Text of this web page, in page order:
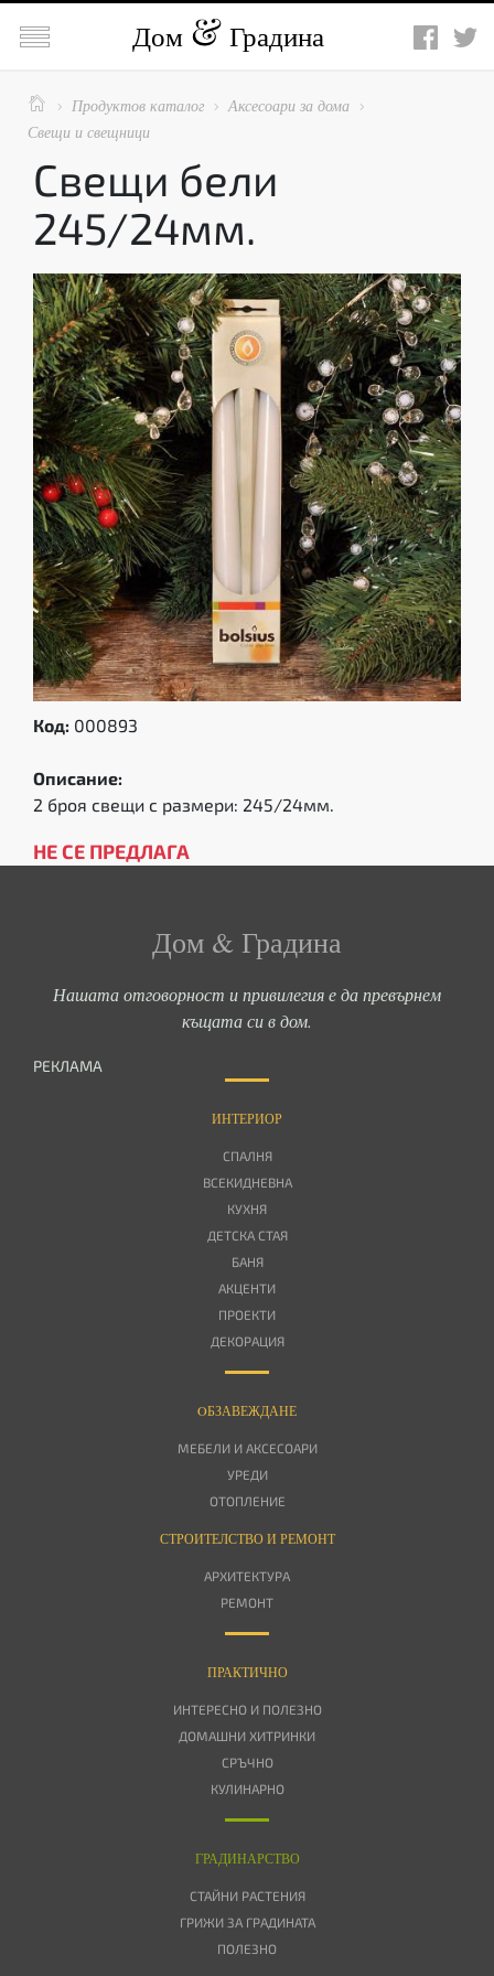
 Дом Градина
  Продуктов каталог  Аксесоари за дома 
Свещи и свещници
Свещи бели
245/24мм.
Код: 000893
Описание:
2 броя свещи с размери: 245/24мм.
НЕ СЕ ПРЕДЛАГА
Дом & Градина
Нашата отговорност и привилегия е да превърнем
къщата си в дом.
РЕКЛАМА
ИНТЕРИОР
СПАЛНЯ
ВСЕКИДНЕВНА
КУХНЯ
ДЕТСКА СТАЯ
БАНЯ
АКЦЕНТИ
ПРОЕКТИ
ДЕКОРАЦИЯ
OБЗАВЕЖДАНЕ
МЕБЕЛИ И АКСЕСОАРИ
УРЕДИ
ОТОПЛЕНИЕ
СТРОИТЕЛСТВО И РЕМОНТ
АРХИТЕКТУРА
РЕМОНТ
ПРАКТИЧНО
ИНТЕРЕСНО И ПОЛЕЗНО
ДОМАШНИ ХИТРИНКИ
СРЪЧНО
КУЛИНАРНО
ГРАДИНАРСТВО
СТАЙНИ РАСТЕНИЯ
ГРИЖИ ЗА ГРАДИНАТА
ПОЛЕЗНО